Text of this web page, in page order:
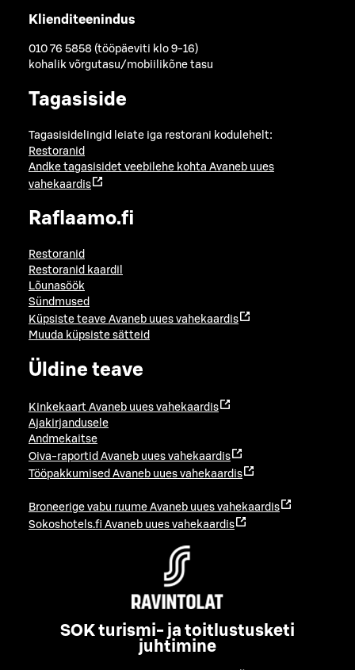
Klienditeenindus
010 76 5858 (tööpäeviti klo 9-16)
kohalik võrgutasu/mobiilikõne tasu
Tagasiside
Tagasisidelingid leiate iga restorani kodulehelt:
Restoranid
Andke tagasisidet veebilehe kohta Avaneb uues
vahekaardis
Raflaamo.fi
Restoranid
Restoranid kaardil
Lõunasöök
Sündmused
Küpsiste teave Avaneb uues vahekaardis
Muuda küpsiste sätteid
Üldine teave
Kinkekaart Avaneb uues vahekaardis
Ajakirjandusele
Andmekaitse
Oiva-raportid Avaneb uues vahekaardis
Tööpakkumised Avaneb uues vahekaardis
Broneerige vabu ruume Avaneb uues vahekaardis
Sokoshotels.fi Avaneb uues vahekaardis
SOK turismi- ja toitlustusketi
juhtimine